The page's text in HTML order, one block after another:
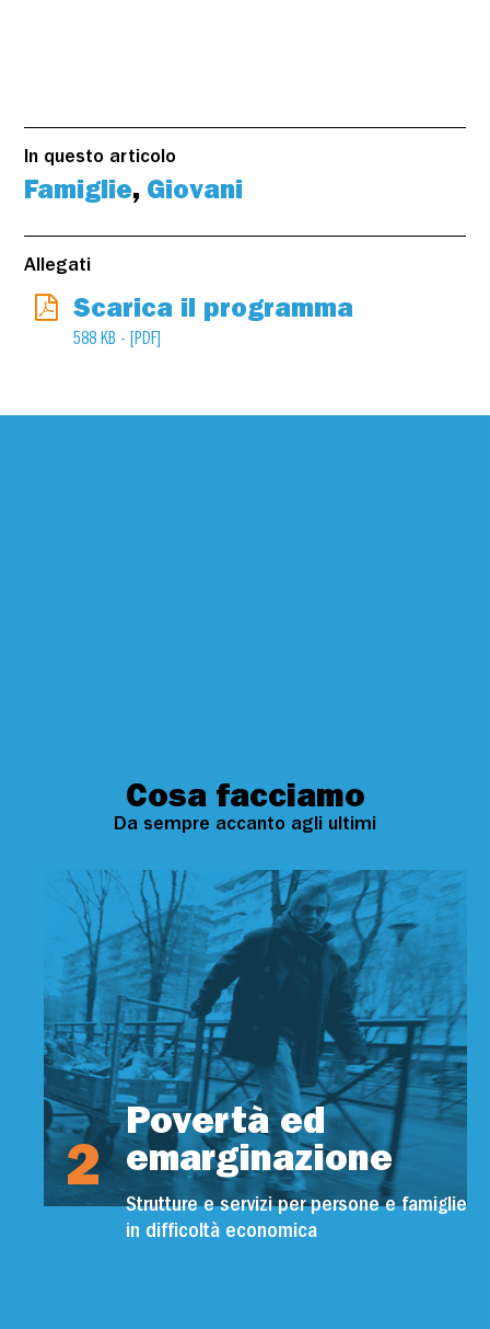
In questo articolo
Famiglie, Giovani
Allegati
Scarica il programma
588 KB - [PDF]
Cosa facciamo
Da sempre accanto agli ultimi
2
Povertà ed
emarginazione
Strutture e servizi per persone e famiglie
in difficoltà economica